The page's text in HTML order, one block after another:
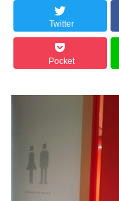
Twitter
Pocket